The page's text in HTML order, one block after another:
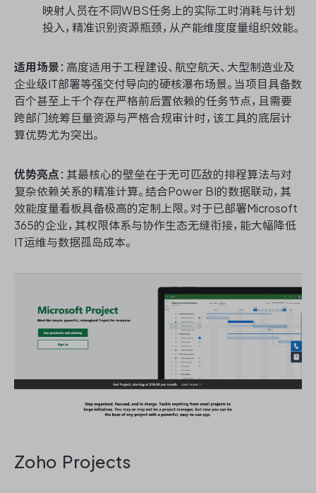
映射人员在不同WBS任务上的实际工时消耗与计划
投入，精准识别资源瓶颈，从产能维度度量组织效能。
适用场景 ：高度适用于工程建设、航空航天、大型制造业及
企业级IT部署等强交付导向的硬核瀑布场景。当项目具备数
百个甚至上千个存在严格前后置依赖的任务节点，且需要
跨部门统筹巨量资源与严格合规审计时，该工具的底层计
算优势尤为突出。
优势亮点 ：其最核心的壁垒在于无可匹敌的排程算法与对
复杂依赖关系的精准计算。结合Power BI的数据联动，其
效能度量看板具备极高的定制上限。对于已部署Microsoft
365的企业，其权限体系与协作生态无缝衔接，能大幅降低
IT运维与数据孤岛成本。
Zoho Projects